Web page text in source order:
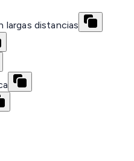
largas distancias